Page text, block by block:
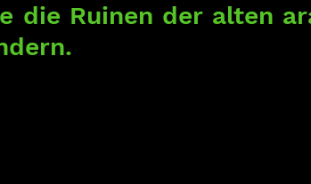
die Ruinen der alten